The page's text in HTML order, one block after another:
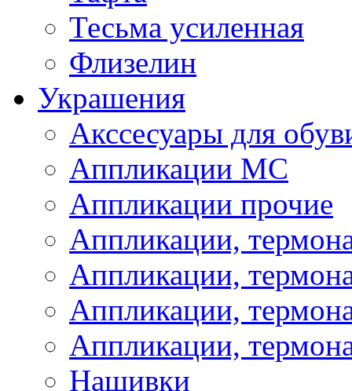
Тесьма усиленная
Флизелин
Украшения
Акссесуары для
Аппликации МС
Аппликации прочие
Аппликации,
Аппликации,
Аппликации,
Аппликации,
Нашивки